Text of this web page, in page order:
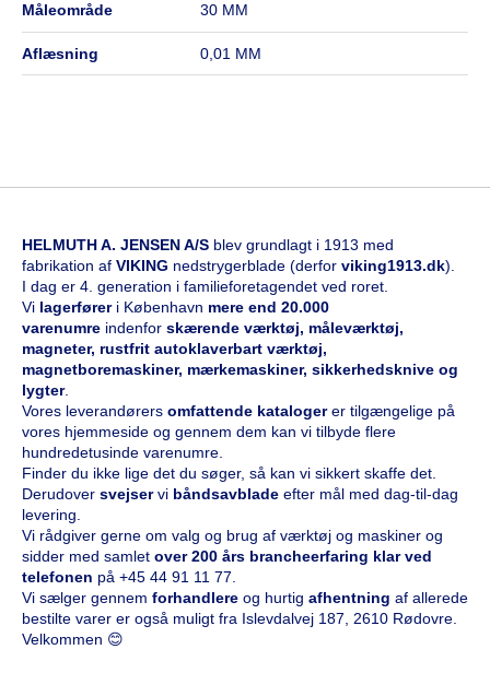
måleområde 30 MM
aflæsning 0,01 MM
HELMUTH A. JENSEN A/S blev grundlagt i 1913 med
fabrikation af VIKING nedstrygerblade (derfor viking1913.dk).
I dag er 4. generation i familieforetagendet ved roret.
Vi lagerfører i København mere end 20.000
varenumre indenfor skærende værktøj, måleværktøj,
magneter, rustfrit autoklaverbart værktøj,
magnetboremaskiner, mærkemaskiner, sikkerhedsknive og
lygter.
Vores leverandørers omfattende katalogerer tilgængelige på
vores hjemmeside og gennem dem kan vi tilbyde flere
hundredetusinde varenumre.
Finder du ikke lige det du søger, så kan vi sikkert skaffe det.
Derudover svejservi båndsavblade efter mål med dag-til-dag
levering.
Vi rådgiver gerne om valg og brug af værktøj og maskiner og
sidder med samlet over 200 års brancheerfaring klar ved
telefonen på +45 44 91 11 77
Vi sælger gennem forhandlere og hurtig afhentning af allerede
bestilte varer er også muligt fra Islevdalvej 187, 2610 Rødovre.
Velkommen 😊